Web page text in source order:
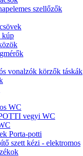
szellőzők
kúp
vonalzók körzők táskák
WC
vegyi WC
Porta-potti
szett kézi - elektromos